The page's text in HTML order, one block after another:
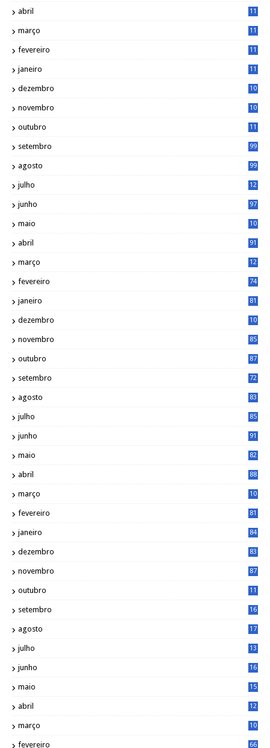
abril
11
março
11
fevereiro
11
janeiro
11
dezembro
10
novembro
10
outubro
11
setembro 99
agosto 99
julho
12
junho 97
maio
10
abril 91
março
12
fevereiro 74
janeiro 81
dezembro
10
novembro 85
outubro 87
setembro 72
agosto 83
julho 85
junho 91
maio 82
abril 88
março
10
fevereiro 81
janeiro 84
dezembro 83
novembro 87
outubro
11
setembro
16
agosto
17
julho
13
junho
16
maio
15
abril
12
março
10
fevereiro 66